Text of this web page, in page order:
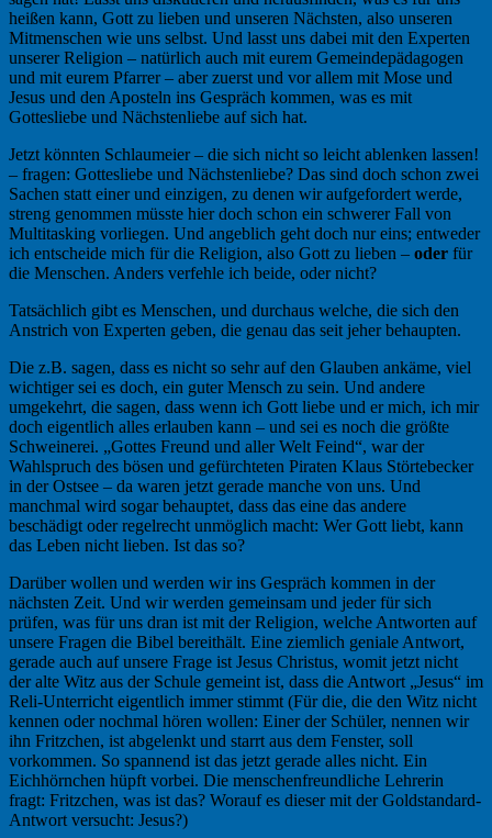
heißen kann, Gott zu lieben und unseren Nächsten, also unseren
Mitmenschen wie uns selbst. Und lasst uns dabei mit den Experten
unserer Religion – natürlich auch mit eurem Gemeindepädagogen
und mit eurem Pfarrer – aber zuerst und vor allem mit Mose und
Jesus und den Aposteln ins Gespräch kommen, was es mit
Gottesliebe und Nächstenliebe auf sich hat.
Jetzt könnten Schlaumeier – die sich nicht so leicht ablenken lassen!
– fragen: Gottesliebe und Nächstenliebe? Das sind doch schon zwei
Sachen statt einer und einzigen, zu denen wir aufgefordert werde,
streng genommen müsste hier doch schon ein schwerer Fall von
Multitasking vorliegen. Und angeblich geht doch nur eins; entweder
ich entscheide mich für die Religion, also Gott zu lieben – oder für
die Menschen. Anders verfehle ich beide, oder nicht?
Tatsächlich gibt es Menschen, und durchaus welche, die sich den
Anstrich von Experten geben, die genau das seit jeher behaupten.
Die z.B. sagen, dass es nicht so sehr auf den Glauben ankäme, viel
wichtiger sei es doch, ein guter Mensch zu sein. Und andere
umgekehrt, die sagen, dass wenn ich Gott liebe und er mich, ich mir
doch eigentlich alles erlauben kann – und sei es noch die größte
Schweinerei. „Gottes Freund und aller Welt Feind“, war der
Wahlspruch des bösen und gefürchteten Piraten Klaus Störtebecker
in der Ostsee – da waren jetzt gerade manche von uns. Und
manchmal wird sogar behauptet, dass das eine das andere
beschädigt oder regelrecht unmöglich macht: Wer Gott liebt, kann
das Leben nicht lieben. Ist das so?
Darüber wollen und werden wir ins Gespräch kommen in der
nächsten Zeit. Und wir werden gemeinsam und jeder für sich
prüfen, was für uns dran ist mit der Religion, welche Antworten auf
unsere Fragen die Bibel bereithält. Eine ziemlich geniale Antwort,
gerade auch auf unsere Frage ist Jesus Christus, womit jetzt nicht
der alte Witz aus der Schule gemeint ist, dass die Antwort „Jesus“ im
Reli-Unterricht eigentlich immer stimmt (Für die, die den Witz nicht
kennen oder nochmal hören wollen: Einer der Schüler, nennen wir
ihn Fritzchen, ist abgelenkt und starrt aus dem Fenster, soll
vorkommen. So spannend ist das jetzt gerade alles nicht. Ein
Eichhörnchen hüpft vorbei. Die menschenfreundliche Lehrerin
fragt: Fritzchen, was ist das? Worauf es dieser mit der Goldstandard-
Antwort versucht: Jesus?)